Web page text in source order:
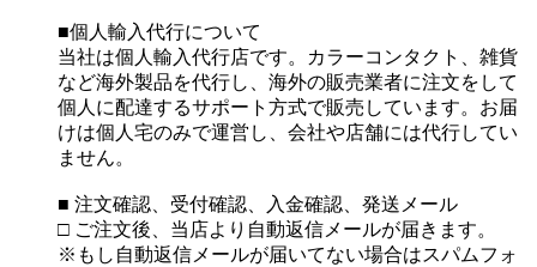
■個人輸入代行について
当社は個人輸入代行店です。カラーコンタクト、雑貨
など海外製品を代行し、海外の販売業者に注文をして
個人に配達するサポート方式で販売しています。お届
けは個人宅のみで運営し、会社や店舗には代行してい
ません。
■ 注文確認、受付確認、入金確認、発送メール
□ ご注文後、当店より自動返信メールが届きます。
※もし自動返信メールが届いてない場合はスパムフォ